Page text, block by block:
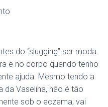
do “slugging” ser moda.
e no corpo quando tenho
ajuda. Mesmo tendo a
da Vaselina, não é tão
sob o eczema; vai